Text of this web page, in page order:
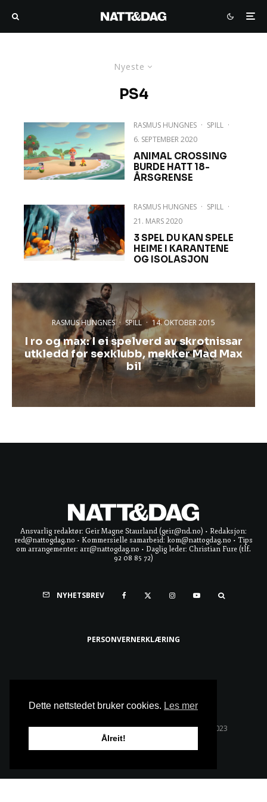
Nyeste
PS4
RASMUS HUNGNES · SPILL ·
6. SEPTEMBER 2020
ANIMAL CROSSING
BURDE HATT 18-
ÅRSGRENSE
RASMUS HUNGNES · SPILL ·
21. MARS 2020
3 SPEL DU KAN SPELE
HEIME I KARANTENE
OG ISOLASJON
RASMUS HUNGNES · SPILL · 14. OKTOBER 2015
I ro og max: I ei spelverd av skrotnissar
utkledd for sexklubb, mekker Mad Max
bil
Ansvarlig redaktør: Geir Magne Staurland (geir@nd.no) • Redaksjon:
red@nattogdag.no • Kommersielle samarbeid: kom@nattogdag.no • Tips
om arrangementer: arr@nattogdag.no • Daglig leder: Christian Fure (tlf.
92 08 85 72)
NYHETSBREV
PERSONVERNERKLÆRING
Alle rettigheter reservert • Copyright © Natt & Dag 2023
Dette nettstedet bruker cookies. Les mer
Ålreit!